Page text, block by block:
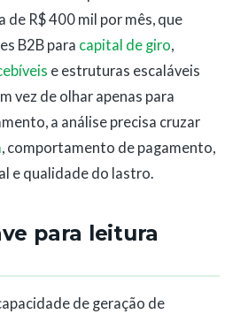
R$ 400 mil por mês, que
B2B para capital de giro,
e estruturas escaláveis
vez de olhar apenas para
a análise precisa cruzar
, comportamento de pagamento,
e qualidade do lastro.
para leitura
de geração de